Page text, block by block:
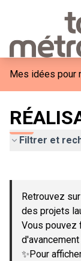
Mes idées pour
Filtrer et
−
Retrouvez
des projets
Vous pouvez
✨Pour